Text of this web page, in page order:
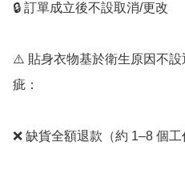
🔒 訂單成立後不設取消/更改
⚠️ 貼身衣物基於衛生原因不
疵：
❌ 缺貨全額退款（約 1–8 個工